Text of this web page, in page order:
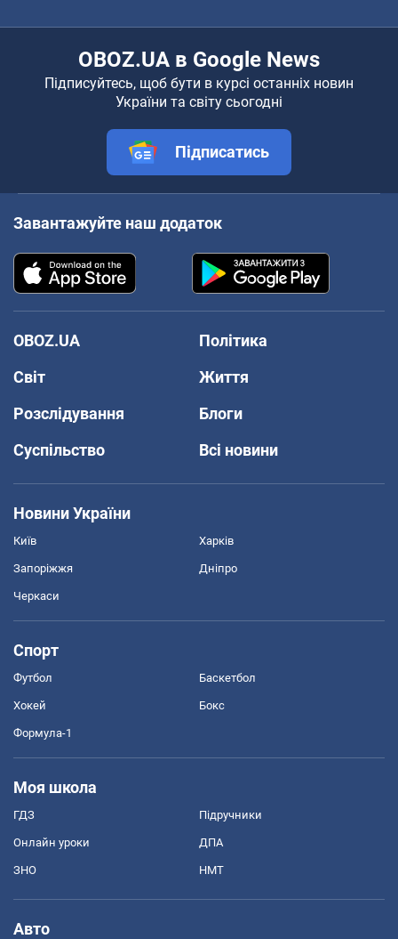
OBOZ.UA в Google News
Підписуйтесь, щоб бути в курсі останніх новин
України та світу сьогодні
Підписатись
Завантажуйте наш додаток
OBOZ.UA
Політика
Світ
Життя
Розслідування
Блоги
Суспільство
Всі новини
Новини України
Київ Харків
Запоріжжя Дніпро
Черкаси
Спорт
Футбол Баскетбол
Хокей Бокс
Формула-1
Моя школа
ГДЗ Підручники
Онлайн уроки ДПА
ЗНО НМТ
Авто